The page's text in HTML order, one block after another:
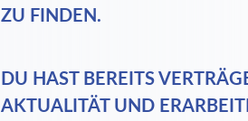
ZU FINDEN.
DU HAST BEREITS
AKTUALITÄT UND